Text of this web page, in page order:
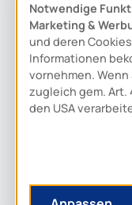
Notwendige
Marketing &
und deren
Informationen
vornehmen.
zugleich gem. Art.
den USA